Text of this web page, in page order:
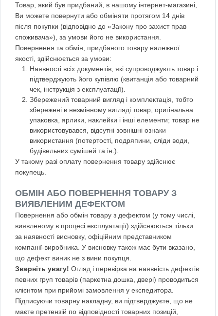
Товар, який був придбаний, в нашому інтернет-магазині,
Ви можете повернути або обміняти протягом 14 днів
після покупки (відповідно до «Закону про захист прав
споживача»), за умови його не використання.
Повернення та обмін, придбаного товару належної
якості, здійснюється за умови:
Наявності всіх документів, які супроводжують товар і
підтверджують його купівлю (квитанція або товарний
чек, інструкція з експлуатації).
Збережений товарний вигляд і комплектація, тобто
збережені в незмінному вигляді товар, оригінальна
упаковка, ярлики, наклейки і інші елементи; товар не
використовувався, відсутні зовнішні ознаки
використання (потертості, подряпини, сліди води,
будівельних сумішей та ін.).
У такому разі оплату повернення товару здійснює
покупець.
ОБМІН АБО ПОВЕРНЕННЯ ТОВАРУ З
ВИЯВЛЕНИМ ДЕФЕКТОМ
Повернення або обмін товару з дефектом (у тому числі,
виявленому в процесі експлуатації) здійснюється тільки
за наявності висновку, офіційним представником
компанії-виробника. У висновку також має бути вказано,
що дефект виник не з вини покупця.
Зверніть увагу! Огляд і перевірка на наявність дефектів
певних груп товарів (паркетна дошка, двері) проводиться
клієнтом при прийомі замовлення у експедитора.
Підписуючи товарну накладну, ви підтверджуєте, що не
маєте претензій по відповідності товарних позицій,